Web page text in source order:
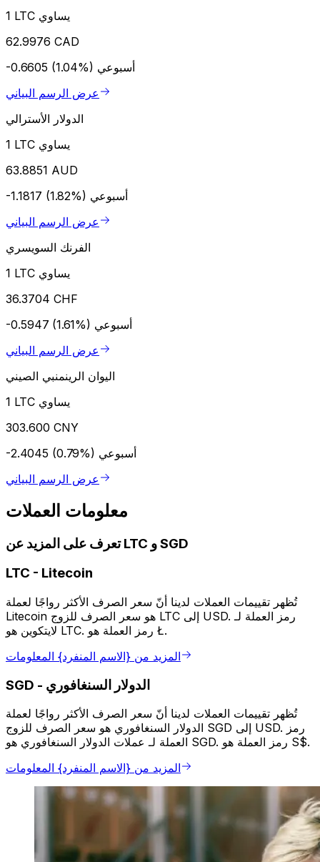
1 LTC يساوي
62.9976 CAD
-0.6605 (1.04%) أسبوعي
عرض الرسم البياني
الدولار الأسترالي
1 LTC يساوي
63.8851 AUD
-1.1817 (1.82%) أسبوعي
عرض الرسم البياني
الفرنك السويسري
1 LTC يساوي
36.3704 CHF
-0.5947 (1.61%) أسبوعي
عرض الرسم البياني
اليوان الرينمنبي الصيني
1 LTC يساوي
303.600 CNY
-2.4045 (0.79%) أسبوعي
عرض الرسم البياني
معلومات العملات
تعرف على المزيد عن LTC و SGD
LTC - Litecoin
تُظهر تقييمات العملات لدينا أنّ سعر الصرف الأكثر رواجًا لعملة
Litecoin هو سعر الصرف للزوج LTC إلى USD. رمز العملة لـ
لايتكوين هو LTC. رمز العملة هو Ł.
المزيد من {الاسم المنفرد} المعلومات
SGD - الدولار السنغافوري
تُظهر تقييمات العملات لدينا أنّ سعر الصرف الأكثر رواجًا لعملة
الدولار السنغافوري هو سعر الصرف للزوج SGD إلى USD. رمز
العملة لـ عملات الدولار السنغافوري هو SGD. رمز العملة هو S$.
المزيد من {الاسم المنفرد} المعلومات